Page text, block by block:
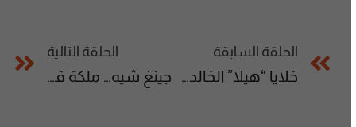
الحلقة السابقة
خلايا “هيلا” الخالدة، التي أحيَتِ العالَمَ وقتَلَتْها￼
الحلقة التالية
جينغ شيه… ملكة قراصنة الصين